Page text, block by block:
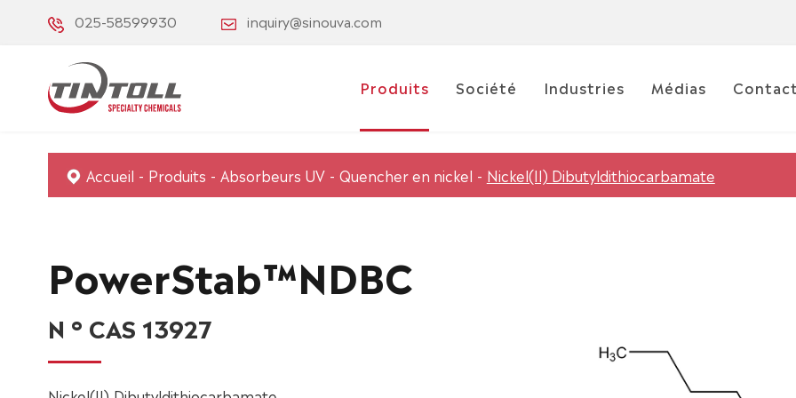
025-58599930 inquiry@sinouva.com
Produits Société Industries Médias
Accueil Produits Absorbeurs UV Quencher en nickel Nickel(II) Dibutyldithiocarbamate
PowerStab™NDBC
N ° CAS 13927